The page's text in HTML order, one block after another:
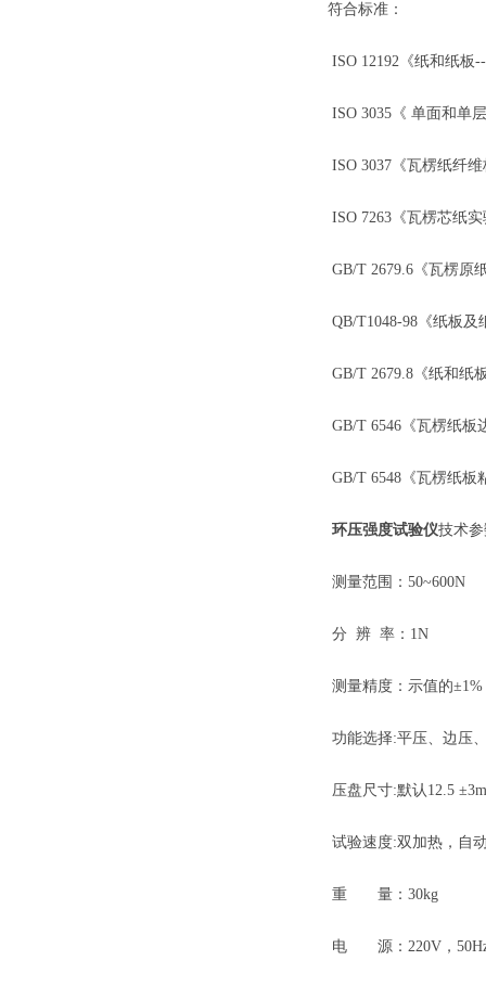
符合标准：
ISO 12192《纸和纸板
ISO 3035《 单面和单层
ISO 3037《瓦楞纸纤维
ISO 7263《瓦楞芯纸实
GB/T 2679.6《瓦楞原
QB/T1048-98《纸板及
GB/T 2679.8《纸和纸
GB/T 6546《瓦楞纸板
GB/T 6548《瓦楞纸板
环压强度试验仪技术
测量范围：50~600N
分 辨 率：1N
测量精度：示值的±1%
功能选择:平压、边压、
压盘尺寸:默认12.5
试验速度:双加热，自动
重 量：30kg
电 源：220V，‌